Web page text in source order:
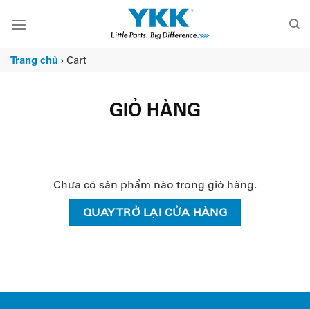
đến
dung
Trang chủ › Cart
GIỎ HÀNG
Chưa có sản phẩm nào trong giỏ hàng.
QUAY TRỞ LẠI CỬA HÀNG